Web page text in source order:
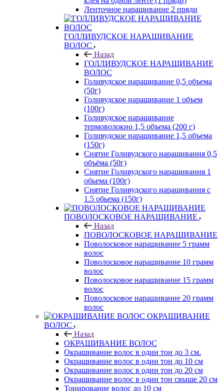
Ленточное наращивание 2 пряди
ГОЛЛИВУДСКОЕ НАРАЩИВАНИЕ
ВОЛОС
Назад
ГОЛЛИВУДСКОЕ НАРАЩИВАНИЕ
ВОЛОС
Голивудское наращивание 0,5 объема
(50г)
Голивудское наращивание 1 объем
(100г)
Голивудское наращивание
термоволокно 1,5 объема (200 г)
Голивудское наращивание 1,5 объема
(150г)
Снятие Голивудского наращивания 0,5
объёма (50г)
Снятие Голивудского наращивания 1
обьема (100г)
Снятие Голивудского наращивания с
1.5 обьема (150г)
ПОВОЛОСКОВОЕ НАРАЩИВАНИЕ
Назад
ПОВОЛОСКОВОЕ НАРАЩИВАНИЕ
Поволосковое наращивание 5 грамм
волос
Поволосковое наращивание 10 грамм
волос
Поволосковое наращивание 15 грамм
волос
Поволосковое наращивание 20 грамм
волос
ОКРАШИВАНИЕ
ВОЛОС
Назад
ОКРАШИВАНИЕ ВОЛОС
Окрашивание волос в один тон до 3 см.
Окрашивание волос в один тон до 10 см
Окрашивание волос в один тон до 20 см
Окрашивание волос в один тон свыше 20 см
Тонирование волос до 10 см